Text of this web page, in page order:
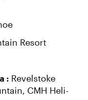
Resort
: Revelstoke
CMH Heli-